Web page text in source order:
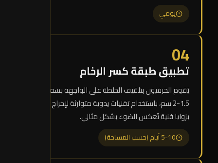
يومي
04
تطبيق طبقة كسر الرخام
يَقوم الحرفيون بتلقيف الخلطة على الواجهة بسماكة
1.5-2 سم، باستخدام تقنيات يدوية متوارثة لإخراج الشظايا
بزوايا فنية تَعكس الضوء بشكل مثالي.
5-10 أيام (حسب المساحة)